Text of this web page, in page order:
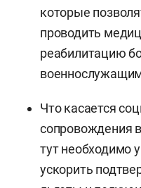
которые
проводить
реабилитацию
Что касается
сопровождения
тут необходимо
ускорить